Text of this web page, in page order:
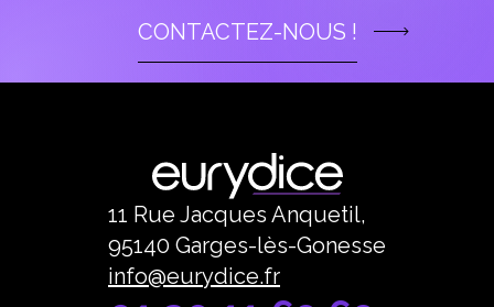
CONTACTEZ-NOUS !
11 Rue Jacques Anquetil,
95140 Garges-lès-Gonesse
info@eurydice.fr